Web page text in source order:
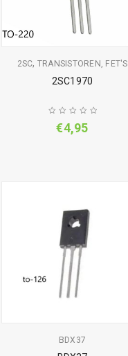
2SC, TRANSISTOREN, FET'S
2SC1970
€4,95
BDX37